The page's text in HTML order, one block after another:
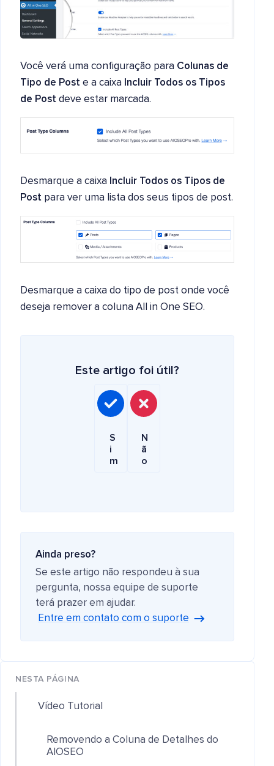
Você verá uma configuração para Colunas de
Tipo de Post e a caixa Incluir Todos os Tipos
de Post deve estar marcada.
Desmarque a caixa Incluir Todos os Tipos de
Post para ver uma lista dos seus tipos de post.
Desmarque a caixa do tipo de post onde você
deseja remover a coluna All in One SEO.
Este artigo foi útil?
S
i
m
N
ã
o
Ainda preso?
Se este artigo não respondeu à sua
pergunta, nossa equipe de suporte
terá prazer em ajudar.
Entre em contato com o suporte
NESTA PÁGINA
Vídeo Tutorial
Removendo a Coluna de Detalhes do
AIOSEO